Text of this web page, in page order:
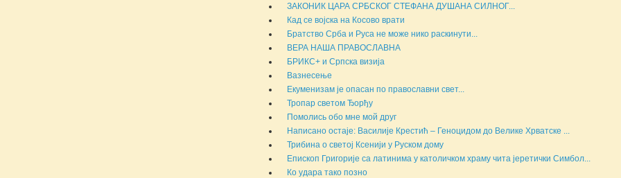
ЗАКОНИК ЦАРА СРБСКОГ СТЕФАНА ДУШАНА СИЛНОГ...
Кад се војска на Косово врати
Братство Срба и Руса не може нико раскинути...
ВЕРА НАША ПРАВОСЛАВНА
БРИКС+ и Српска визија
Вазнесење
Екуменизам је опасан по православни свет...
Тропар светом Ђорђу
Помолись обо мне мой друг
Написано остаје: Василије Крестић – Геноцидом до Велике Хрватске ...
Трибина о светој Ксенији у Руском дому
Епископ Григорије са латинима у католичком храму чита јеретички Симбол...
Ко удара тако позно